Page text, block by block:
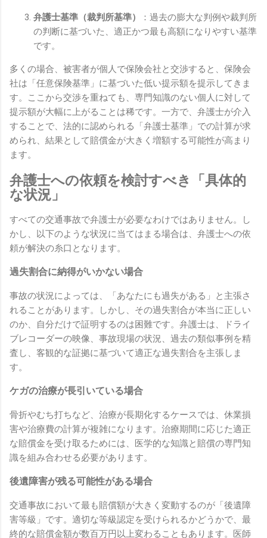
弁護士基準（裁判所基準）
：過去の膨大な判例や裁判所
の判断に基づいた、適正かつ最も高額になりやすい基準
です。
多くの場合、被害者が個人で保険会社と交渉すると、保険会
社は「任意保険基準」に基づいた低い提示額を提示してきま
す。ここから交渉を重ねても、専門知識のない個人に対して
提示額が大幅に上がることは稀です。一方で、弁護士が介入
することで、法的に認められる「弁護士基準」での計算が求
められ、結果として賠償金が大きく増額する可能性が高まり
ます。
弁護士への依頼を検討すべき「具体的
な状況」
すべての交通事故で弁護士が必要なわけではありません。し
かし、以下のような状況に当てはまる場合は、弁護士への依
頼が解決の糸口となります。
過失割合に納得がいかない場合
事故の状況によっては、「あなたにも過失がある」と主張さ
れることがあります。しかし、その過失割合が本当に正しい
のか、自分だけで証明するのは困難です。弁護士は、ドライ
ブレコーダーの映像、事故現場の状況、過去の類似事例を精
査し、客観的な証拠に基づいて適正な過失割合を主張しま
す。
ケガの治療が長引いている場合
骨折やむち打ちなど、治療が長期化するケースでは、休業損
害や治療費の計算が複雑になります。治療期間に応じた適正
な賠償金を受け取るためには、医学的な知識と賠償の専門知
識を組み合わせる必要があります。
後遺障害が残る可能性がある場合
交通事故において最も賠償額が大きく変動するのが「後遺障
害等級」です。適切な等級認定を受けられるかどうかで、最
終的な賠償金額が数百万円以上変わることもあります。医師